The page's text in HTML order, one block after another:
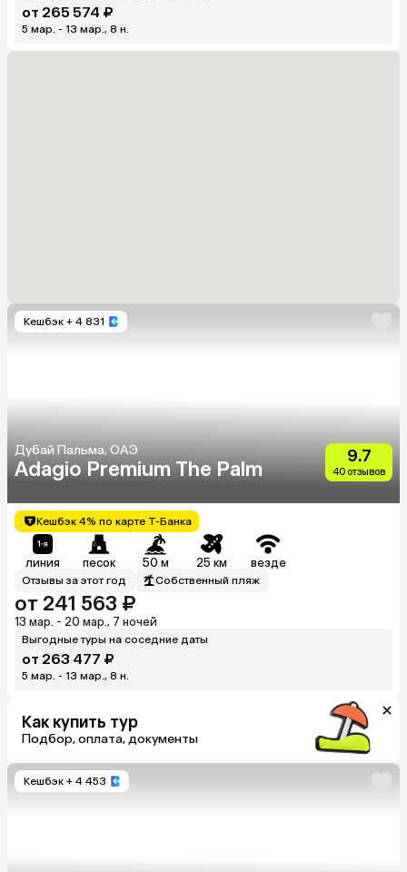
от 265 574 ₽
5 мар. - 13 мар., 8 н.
Кешбэк + 4 831
Дубай Пальма, ОАЭ
Adagio Premium The Palm
9.7
40 отзывов
Кешбэк 4% по карте Т-Банка
линия песок 50 м 25 км везде
Отзывы за этот год Собственный пляж
от 241 563 ₽
13 мар. - 20 мар., 7 ночей
Выгодные туры на соседние даты
от 263 477 ₽
5 мар. - 13 мар., 8 н.
Как купить тур
Подбор, оплата, документы
Кешбэк + 4 453